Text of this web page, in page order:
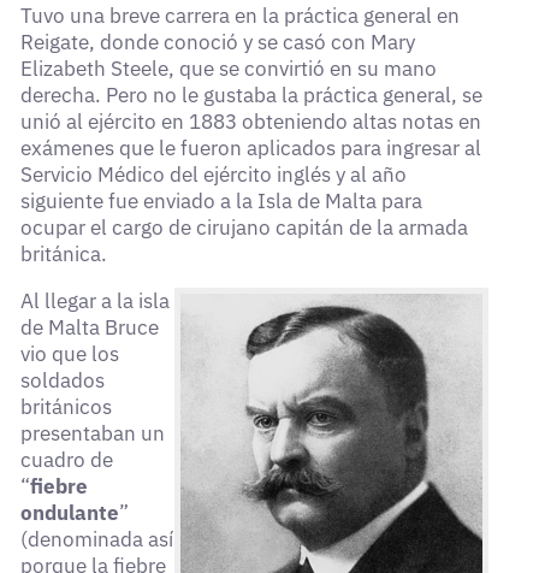
Tuvo una breve carrera en la práctica general en
Reigate, donde conoció y se casó con Mary
Elizabeth Steele, que se convirtió en su mano
derecha. Pero no le gustaba la práctica general, se
unió al ejército en 1883 obteniendo altas notas en
exámenes que le fueron aplicados para ingresar al
Servicio Médico del ejército inglés y al año
siguiente fue enviado a la Isla de Malta para
ocupar el cargo de cirujano capitán de la armada
británica.
Al llegar a la isla
de Malta Bruce
vio que los
soldados
británicos
presentaban un
cuadro de
“fiebre
ondulante”
(denominada así
porque la fiebre